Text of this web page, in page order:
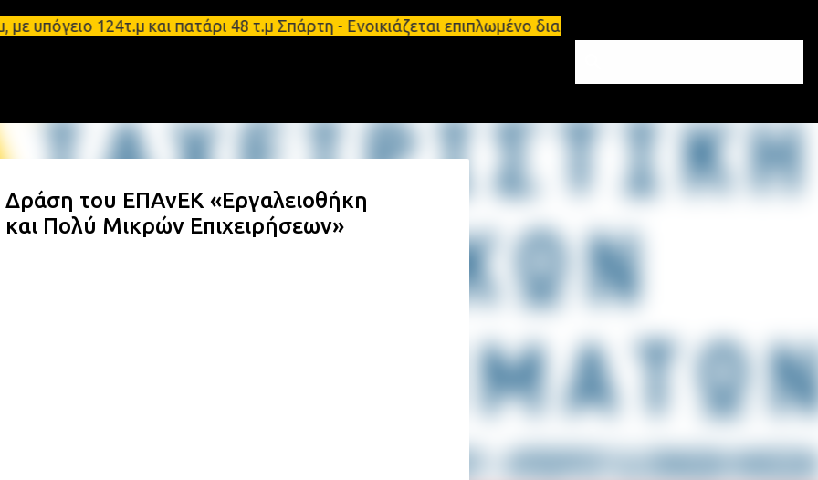
Μετάβαση στο κύριο περιεχόμενο
124τ.μ και πατάρι 48 τ.μ Σπάρτη - Ενοικιάζεται επιπλωμένο διαμέρισμα 65τ.μ Σπάρτη -
Δράση του ΕΠΑνΕΚ «Εργαλειοθήκη
Πολύ Μικρών Επιχειρήσεων»